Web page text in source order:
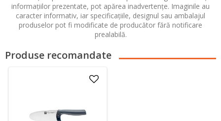
informațiilor prezentate, pot apărea inadvertențe. Imaginile au
caracter informativ, iar specificațiile, designul sau ambalajul
produselor pot fi modificate de producător fără notificare
prealabilă.
Produse recomandate